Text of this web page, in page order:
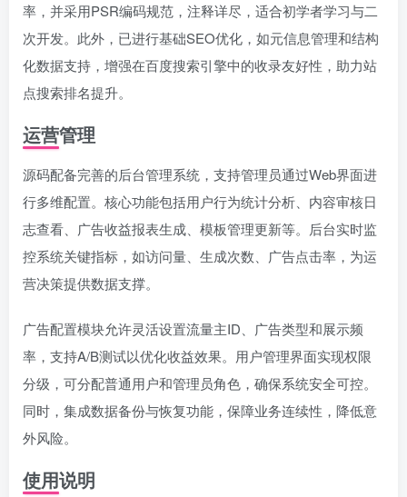
率，并采用PSR编码规范，注释详尽，适合初学者学习与二
次开发。此外，已进行基础SEO优化，如元信息管理和结构
化数据支持，增强在百度搜索引擎中的收录友好性，助力站
点搜索排名提升。
运营管理
源码配备完善的后台管理系统，支持管理员通过Web界面进
行多维配置。核心功能包括用户行为统计分析、内容审核日
志查看、广告收益报表生成、模板管理更新等。后台实时监
控系统关键指标，如访问量、生成次数、广告点击率，为运
营决策提供数据支撑。
广告配置模块允许灵活设置流量主ID、广告类型和展示频
率，支持A/B测试以优化收益效果。用户管理界面实现权限
分级，可分配普通用户和管理员角色，确保系统安全可控。
同时，集成数据备份与恢复功能，保障业务连续性，降低意
外风险。
使用说明